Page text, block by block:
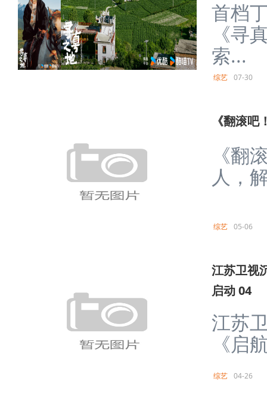
首档
《寻
索...
综艺 07-30
《翻滚
《翻
人，
综艺 05-06
江苏卫视
启动 04
江苏
《启
综艺 04-26